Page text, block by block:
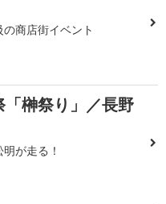
商店街イベント
「榊祭り」／長野
が走る！